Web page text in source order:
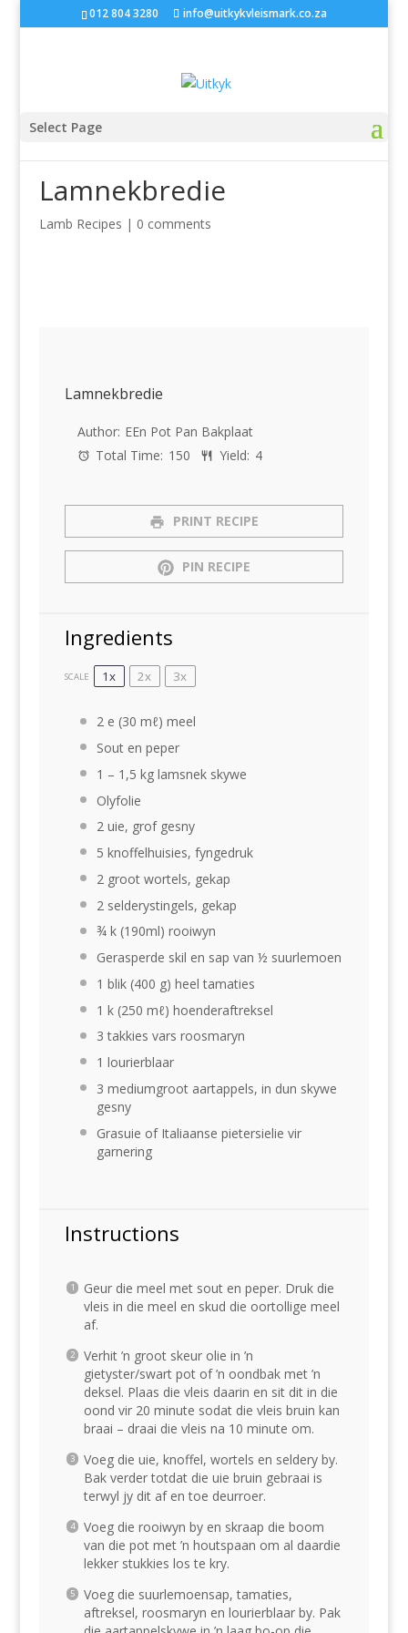
012 804 3280 info@uitkykvleismark.co.za
Select Page
Lamnekbredie
Lamb Recipes | 0 comments
Lamnekbredie
Author: EEn Pot Pan Bakplaat
Total Time: 150 Yield: 4
PRINT RECIPE
PIN RECIPE
Ingredients
SCALE 1x 2x 3x
2e (30 mℓ) meel
Sout en peper
1 – 1 ,5 kg lamsnek skywe
Olyfolie
2uie, grof gesny
5 knoffelhuisies, fyngedruk
2groot wortels, gekap
2 selderystingels, gekap
¾k (190ml) rooiwyn
Gerasperde skil en sap van ½ suurlemoen
1 blik (400 g) heel tamaties
1 k (250 mℓ) hoenderaftreksel
3 takkies vars roosmaryn
1 lourierblaar
3 mediumgroot aartappels, in dun skywe
gesny
Grasuie of Italiaanse pietersielie vir
garnering
Instructions
Geur die meel met sout en peper. Druk die
vleis in die meel en skud die oortollige meel
af.
Verhit ’n groot skeur olie in ’n
gietyster/swart pot of ’n oondbak met ’n
deksel. Plaas die vleis daarin en sit dit in die
oond vir 20 minute sodat die vleis bruin kan
braai – draai die vleis na 10 minute om.
Voeg die uie, knoffel, wortels en seldery by.
Bak verder totdat die uie bruin gebraai is
terwyl jy dit af en toe deurroer.
Voeg die rooiwyn by en skraap die boom
van die pot met ’n houtspaan om al daardie
lekker stukkies los te kry.
Voeg die suurlemoensap, tamaties,
aftreksel, roosmaryn en lourierblaar by. Pak